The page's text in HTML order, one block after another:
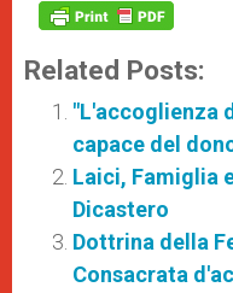
Related Posts:
"L'accoglienza
capace del
Laici, Famiglia
Dicastero
Dottrina della
Consacrata